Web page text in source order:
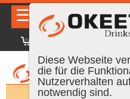
☰ DE FR EN|
Suchen:
Diese Webseite
die für die
Nutzerverhalten
notwendig sind.